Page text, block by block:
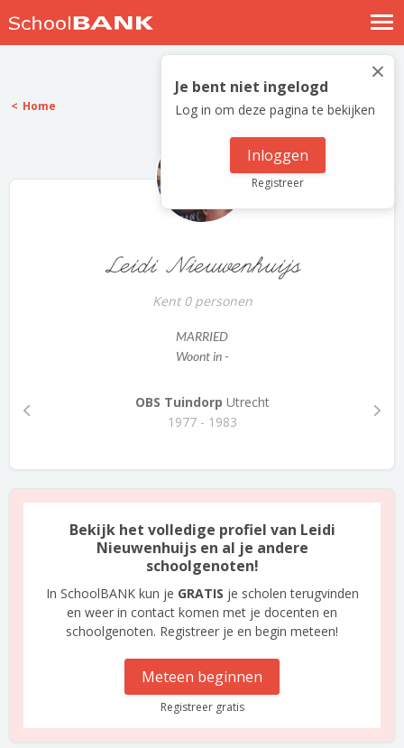
Nostalgische verhalen
Log in
Meld je gratis aan
×
Je bent niet ingelogd
Log in om deze pagina te bekijken
Inloggen
Registreer
Home
Leidi Nieuwenhuijs
Kent 0 personen
MARRIED
Woont in -
OBS Tuindorp Utrecht
1977 - 1983
Bekijk het volledige profiel van Leidi
Nieuwenhuijs en al je andere
schoolgenoten!
In SchoolBANK kun je GRATIS je scholen terugvinden
en weer in contact komen met je docenten en
schoolgenoten. Registreer je en begin meteen!
Meteen beginnen
Registreer gratis